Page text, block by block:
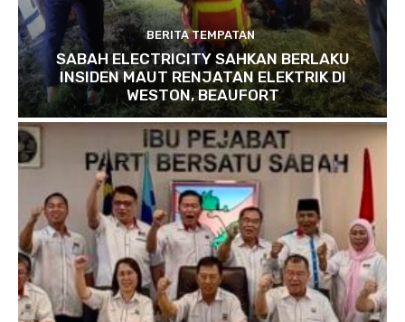
BERITA TEMPATAN
SABAH ELECTRICITY SAHKAN BERLAKU
INSIDEN MAUT RENJATAN ELEKTRIK DI
WESTON, BEAUFORT